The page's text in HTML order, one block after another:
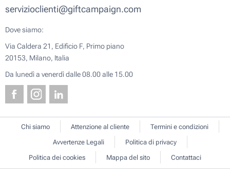
servizioclienti@giftcampaign.com
Dove siamo:
Via Caldera 21, Edificio F, Primo piano
20153, Milano, Italia
Da lunedì a venerdì dalle 08.00 alle 15.00
Chi siamo Attenzione al cliente
Termini e condizioni
Avvertenze Legali
Politica di privacy
Politica dei cookies
Mappa del sito Contattaci